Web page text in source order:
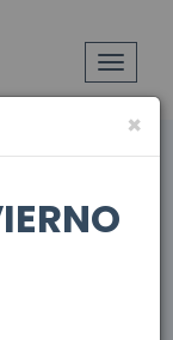
Toggle
×